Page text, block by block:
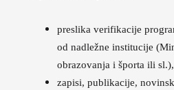
preslika verifikacije
od nadležne institucije
obrazovanja i športa ili sl.),
zapisi, publikacije,